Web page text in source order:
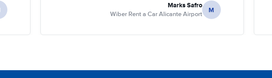
M
Marks Safro
Wiber Rent a Car Alicante Airport